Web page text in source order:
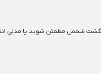
انگشت شخص مطمئن شوید یا مدلی